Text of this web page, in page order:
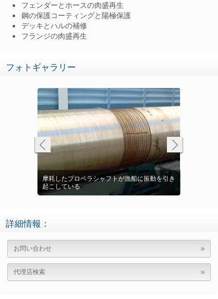
フェンダーとホースの肉盛再生
鋼の保護コーティングと陽極保護
デッキとハルの補修
フランジの肉盛再生
フォトギャラリー
Belzona 1111 (スーパーメタル) で損傷を補修
詳細情報：
お問い合わせ
代理店検索